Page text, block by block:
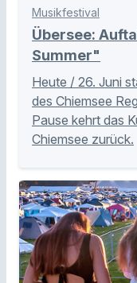
Musikfestival
Übersee:
Summer"
Heute / 26. Juni
des Chiemsee
Pause kehrt das
Chiemsee zurück.